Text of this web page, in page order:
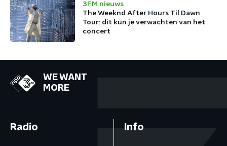
3FM nieuws
The Weeknd After Hours Til Dawn
Tour: dit kun je verwachten van het
concert
WE WANT
MORE
Radio Info